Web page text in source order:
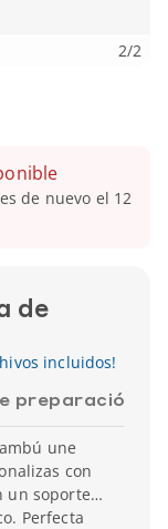
2/2
de nuevo el 12
de
incluidos!
preparación
une
con
un soporte
Perfecta